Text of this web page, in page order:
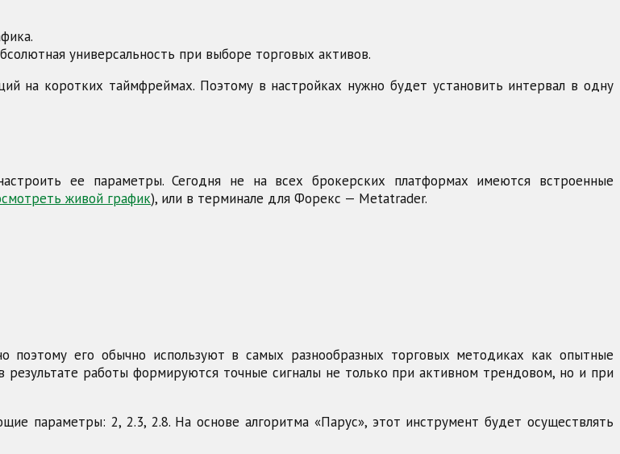
универсальность при выборе торговых активов.
на коротких таймфреймах. Поэтому в настройках нужно будет установить интервал в одну
ее параметры. Сегодня не на всех брокерских платформах имеются встроенные
живой график), или в терминале для Форекс — Metatrader.
поэтому его обычно используют в самых разнообразных торговых методиках как опытные
работы формируются точные сигналы не только при активном трендовом, но и при
параметры: 2, 2.3, 2.8. На основе алгоритма «Парус», этот инструмент будет осуществлять